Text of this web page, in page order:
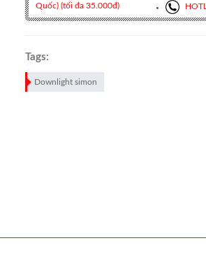
Quốc) (tối đa 35.000đ)
Tags:
Downlight simon